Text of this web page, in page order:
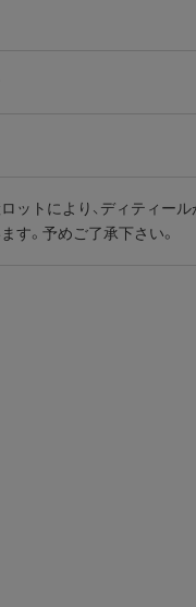
ットにより、ディティー
す。予めご了承下さい。